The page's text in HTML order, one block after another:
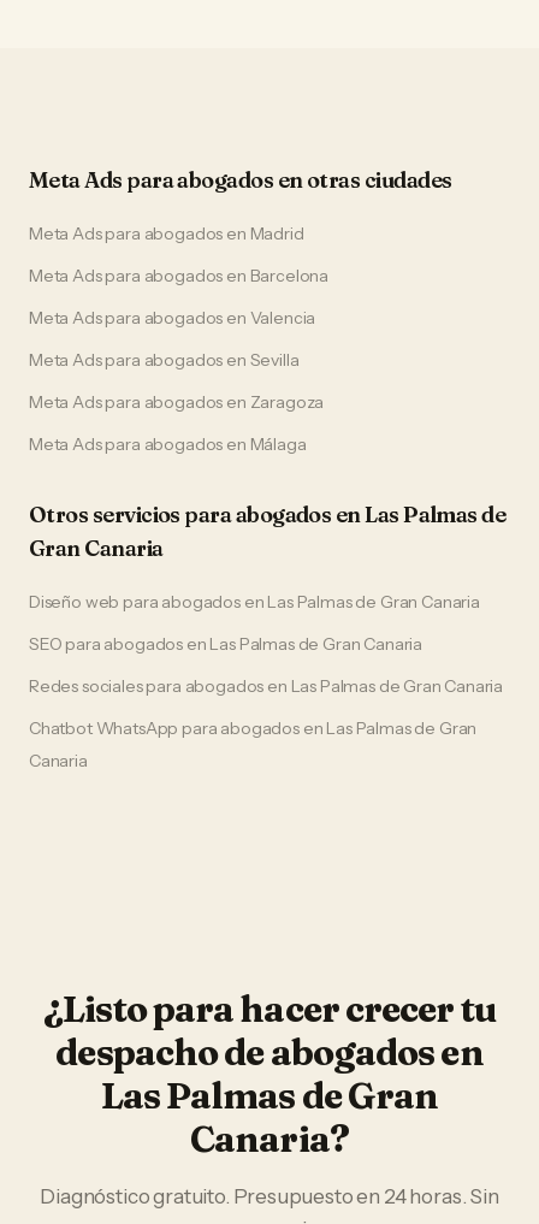
Meta Ads paraabogados en otras ciudades
Meta Adspara abogados en Madrid
Meta Adspara abogados en Barcelona
Meta Adspara abogados en Valencia
Meta Adspara abogados en Sevilla
Meta Adspara abogados en Zaragoza
Meta Adspara abogados en Málaga
Otros servicios paraabogados enLas Palmas de
Gran Canaria
Diseño web para abogadosen Las Palmas de Gran Canaria
SEO para abogados en Las Palmas de Gran Canaria
Redes socialespara abogados en Las Palmas de Gran Canaria
Chatbot WhatsApp para abogadosen Las Palmas de Gran
Canaria
¿Listo para hacer crecer tu
despacho de abogadosen
Las Palmas de Gran
Canaria?
Diagnóstico gratuito. Presupuesto en 24 horas. Sin